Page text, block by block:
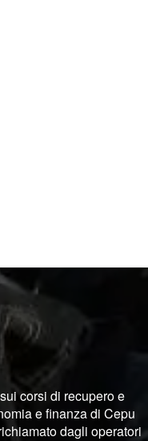
corsi di recupero e
e finanza di Cepu
dagli operatori